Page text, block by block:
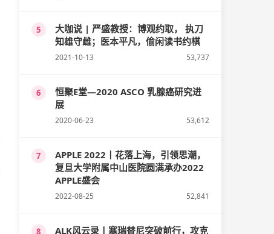
5
大咖说 | 严盛教授：博观约取， 执刀
知雄守雌；医本平凡，偷闲读书约棋
2021-10-13 53,737
6
恒聚E堂—2020 ASCO 乳腺癌研究进
展
2020-06-23 53,612
7
APPLE 2022丨花落上海，引领思潮，
复旦大学附属中山医院圆满承办2022
APPLE盛会
2022-08-25 52,841
8
ALK风云录丨塞瑞替尼突破前行，攻克